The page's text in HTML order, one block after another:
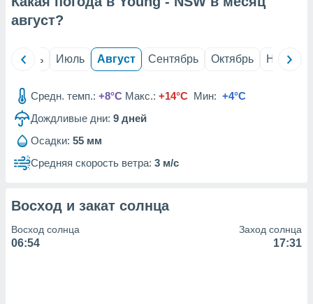
из
данных
август?
Июнь Июль Август Сентябрь Октябрь Ноябрь
Средн. темп.: +8°C Макс.: +14°C Мин: +4°C
Дождливые дни: 9 дней
Осадки: 55 мм
Средняя скорость ветра: 3 м/с
Восход и закат солнца
Восход солнца
06:54
Заход солнца
17:31